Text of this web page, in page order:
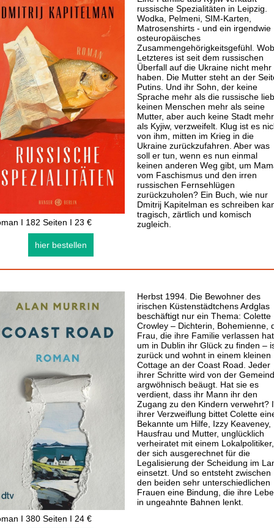
I 182 Seiten I 23 €
hier bestellen
russische Spezialitäten in Leipzig.
Wodka, Pelmeni, SIM-Karten,
Matrosenshirts - und ein irgendwie
osteuropäisches
Zusammengehörigkeitsgefühl.
Letzteres ist seit dem russischen
Überfall auf die Ukraine nicht mehr
haben. Die Mutter steht an der
Putins. Und ihr Sohn, der keine
Sprache mehr als die russische
keinen Menschen mehr als seine
Mutter, aber auch keine Stadt mehr
als Kyjiw, verzweifelt. Klug ist es
von ihm, mitten im Krieg in die
Ukraine zurückzufahren. Aber was
soll er tun, wenn es nun einmal
keinen anderen Weg gibt, um
vom Faschismus und den irren
russischen Fernsehlügen
zurückzuholen? Ein Buch, wie nur
Dmitrij Kapitelman es schreiben
tragisch, zärtlich und komisch
zugleich.
I 380 Seiten I 24 €
Herbst 1994. Die Bewohner des
irischen Küstenstädtchens Ardglas
beschäftigt nur ein Thema: Colette
Crowley – Dichterin, Bohemienne,
Frau, die ihre Familie verlassen hat,
um in Dublin ihr Glück zu finden –
zurück und wohnt in einem kleinen
Cottage an der Coast Road. Jeder
ihrer Schritte wird von der
argwöhnisch beäugt. Hat sie es
verdient, dass ihr Mann ihr den
Zugang zu den Kindern verwehrt?
ihrer Verzweiflung bittet Colette
Bekannte um Hilfe, Izzy Keaveney,
Hausfrau und Mutter, unglücklich
verheiratet mit einem Lokalpolitiker,
der sich ausgerechnet für die
Legalisierung der Scheidung im
einsetzt. Und so entsteht zwischen
den beiden sehr unterschiedlichen
Frauen eine Bindung, die ihre
in ungeahnte Bahnen lenkt.